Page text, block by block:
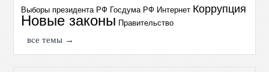
Выборы президента РФ Госдума РФ Интернет Коррупция
Новые законы Правительство
все темы →